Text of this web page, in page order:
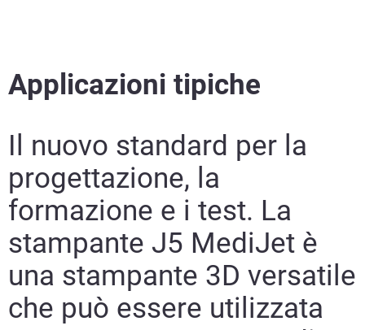
Applicazioni tipiche
Il nuovo standard per la
progettazione, la
formazione e i test. La
stampante J5 MediJet è
una stampante 3D versatile
che può essere utilizzata